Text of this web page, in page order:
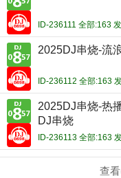
ID-236111 全部:163
2025DJ串烧-流
ID-236112 全部:163
2025DJ串烧-热
DJ串烧
ID-236113 全部:163
查